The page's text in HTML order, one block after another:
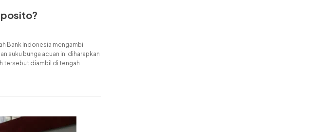
Bank Indonesia mengambil
suku bunga acuan ini diharapkan
tersebut diambil di tengah